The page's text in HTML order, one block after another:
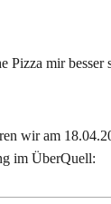
Pizza mir besser
wir am
im ÜberQuell: